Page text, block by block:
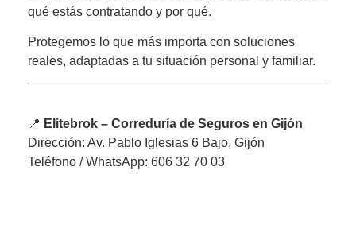
qué estás contratando y por qué.
Protegemos lo que más importa con soluciones
reales, adaptadas a tu situación personal y familiar.
📍 Elitebrok – Correduría de Seguros en Gijón
Dirección: Av. Pablo Iglesias 6 Bajo, Gijón
Teléfono / WhatsApp: 606 32 70 03